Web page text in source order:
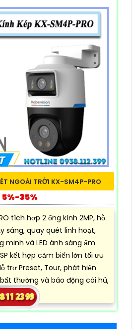
NGOÀI TRỜI KX-SM4P-PRO
5%-35%
tích hợp 2 ống kính 2MP, hỗ
sáng, quay quét linh hoạt,
minh và LED ánh sáng ấm
kết hợp cảm biến lớn tối ưu
trợ Preset, Tour, phát hiện
thường và báo động còi hú,